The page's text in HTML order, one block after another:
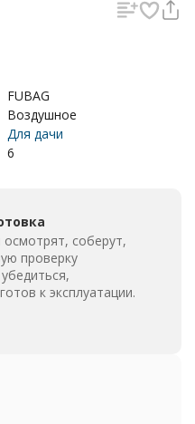
FUBAG
Воздушное
Для дачи
6
соберут,
проверку
к эксплуатации.